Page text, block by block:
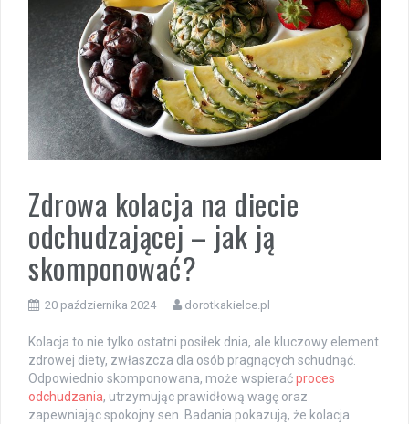
Zdrowa kolacja na diecie
odchudzającej – jak ją
skomponować?
20 października 2024 dorotkakielce.pl
Kolacja to nie tylko ostatni posiłek dnia, ale kluczowy element
zdrowej diety, zwłaszcza dla osób pragnących schudnąć.
Odpowiednio skomponowana, może wspieraćproces
odchudzania, utrzymując prawidłową wagę oraz
zapewniając spokojny sen. Badania pokazują, że kolacja